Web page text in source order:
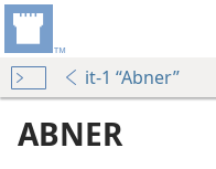
it-1 “Abner”
ABNER